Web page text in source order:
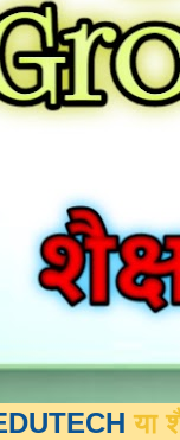
शैक्षणिक